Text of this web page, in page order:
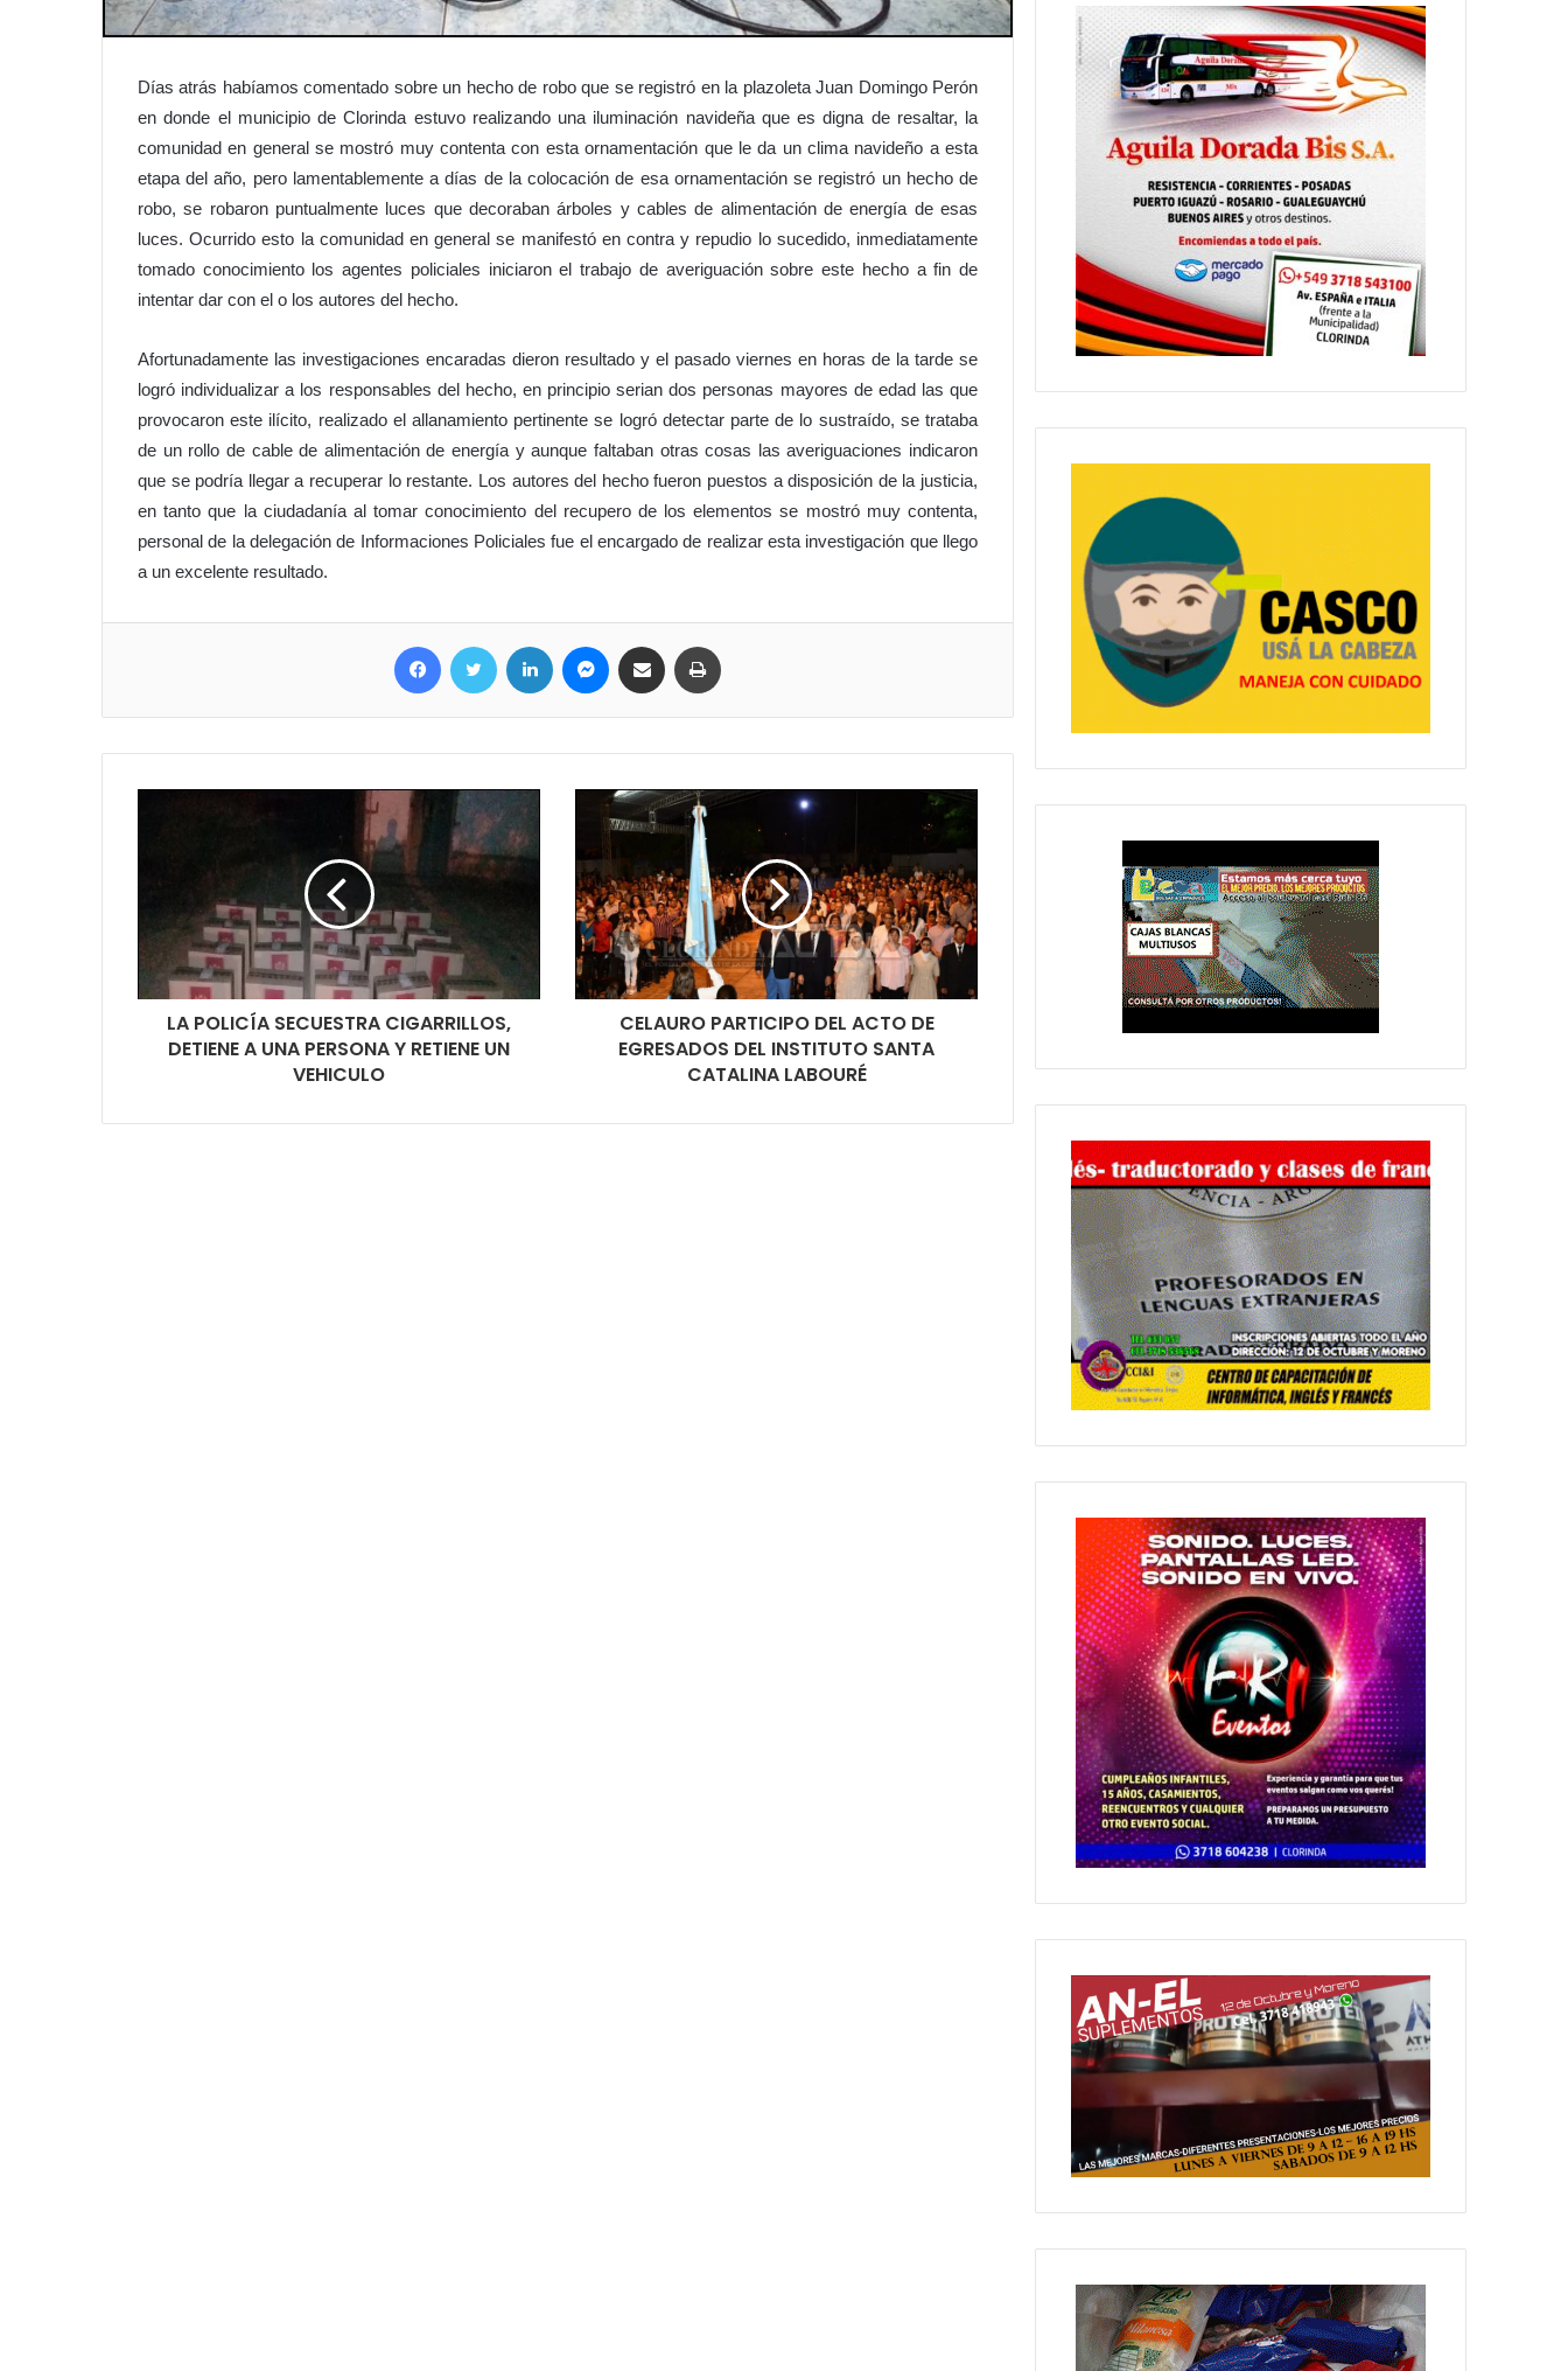
Días atrás habíamos comentado sobre un hecho de robo que se registró en la plazoleta Juan Domingo Perón
en donde el municipio de Clorinda estuvo realizando una iluminación navideña que es digna de resaltar, la
comunidad en general se mostró muy contenta con esta ornamentación que le da un clima navideño a esta
etapa del año, pero lamentablemente a días de la colocación de esa ornamentación se registró un hecho de
robo, se robaron puntualmente luces que decoraban árboles y cables de alimentación de energía de esas
luces. Ocurrido esto la comunidad en general se manifestó en contra y repudio lo sucedido, inmediatamente
tomado conocimiento los agentes policiales iniciaron el trabajo de averiguación sobre este hecho a fin de
intentar dar con el o los autores del hecho.
Afortunadamente las investigaciones encaradas dieron resultado y el pasado viernes en horas de la tarde se
logró individualizar a los responsables del hecho, en principio serian dos personas mayores de edad las que
provocaron este ilícito, realizado el allanamiento pertinente se logró detectar parte de lo sustraído, se trataba
de un rollo de cable de alimentación de energía y aunque faltaban otras cosas las averiguaciones indicaron
que se podría llegar a recuperar lo restante. Los autores del hecho fueron puestos a disposición de la justicia,
en tanto que la ciudadanía al tomar conocimiento del recupero de los elementos se mostró muy contenta,
personal de la delegación de Informaciones Policiales fue el encargado de realizar esta investigación que llego
a un excelente resultado.
LA POLICÍA SECUESTRA CIGARRILLOS,
DETIENE A UNA PERSONA Y RETIENE UN
VEHICULO
CELAURO PARTICIPO DEL ACTO DE
EGRESADOS DEL INSTITUTO SANTA
CATALINA LABOURÉ